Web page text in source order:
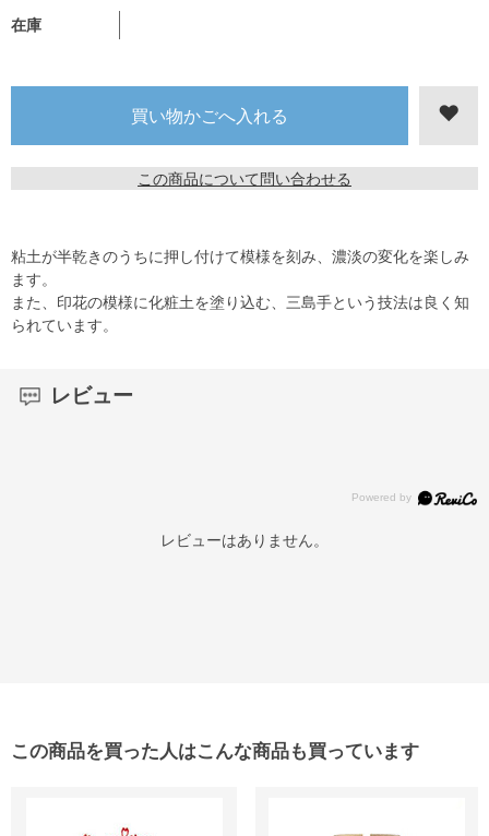
在庫
この商品について問い合わせる
粘土が半乾きのうちに押し付けて模様を刻み、濃淡の変化を楽しみ
ます。
また、印花の模様に化粧土を塗り込む、三島手という技法は良く知
られています。
レビュー
レビューはありません。
この商品を買った人はこんな商品も買っています